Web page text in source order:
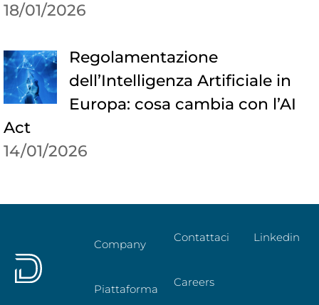
18/01/2026
Regolamentazione
dell’Intelligenza Artificiale in
Europa: cosa cambia con l’AI
Act
14/01/2026
Company
Piattaforma
Contattaci
Careers
Linkedin